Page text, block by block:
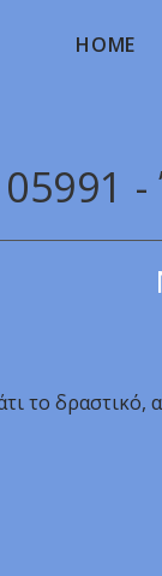
HOME
το δραστικό,